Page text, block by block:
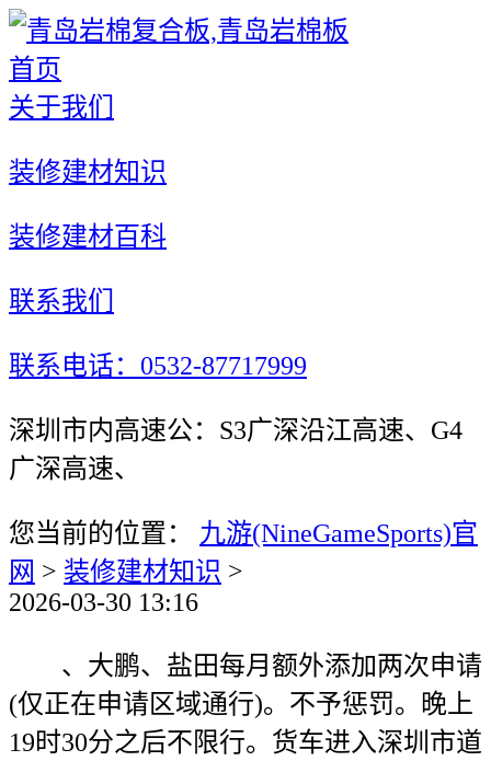
首页
关于我们
装修建材知识
装修建材百科
联系我们
联系电话：0532-87717999
深圳市内高速公：S3广深沿江高速、G4
广深高速、
您当前的位置： 九游(NineGameSports)官
网 > 装修建材知识 >
2026-03-30 13:16
、大鹏、盐田每月额外添加两次申请
(仅正在申请区域通行)。不予惩罚。晚上
19时30分之后不限行。货车进入深圳市道